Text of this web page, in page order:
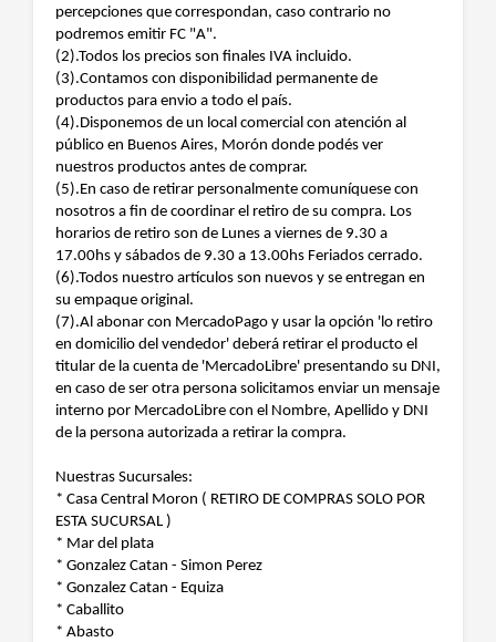
percepciones que correspondan, caso contrario no
podremos emitir FC "A".
(2).Todos los precios son finales IVA incluido.
(3).Contamos con disponibilidad permanente de
productos para envio a todo el país.
(4).Disponemos de un local comercial con atención al
público en Buenos Aires, Morón donde podés ver
nuestros productos antes de comprar.
(5).En caso de retirar personalmente comuníquese con
nosotros a fin de coordinar el retiro de su compra. Los
horarios de retiro son de Lunes a viernes de 9.30 a
17.00hs y sábados de 9.30 a 13.00hs Feriados cerrado.
(6).Todos nuestro artículos son nuevos y se entregan en
su empaque original.
(7).Al abonar con MercadoPago y usar la opción 'lo retiro
en domicilio del vendedor' deberá retirar el producto el
titular de la cuenta de 'MercadoLibre' presentando su DNI,
en caso de ser otra persona solicitamos enviar un mensaje
interno por MercadoLibre con el Nombre, Apellido y DNI
de la persona autorizada a retirar la compra.
Nuestras Sucursales:
* Casa Central Moron ( RETIRO DE COMPRAS SOLO POR
ESTA SUCURSAL )
* Mar del plata
* Gonzalez Catan - Simon Perez
* Gonzalez Catan - Equiza
* Caballito
* Abasto